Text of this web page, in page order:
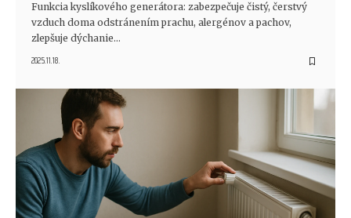
Funkcia kyslíkového generátora: zabezpečuje čistý, čerstvý
vzduch doma odstránením prachu, alergénov a pachov,
zlepšuje dýchanie…
2025.11.18.